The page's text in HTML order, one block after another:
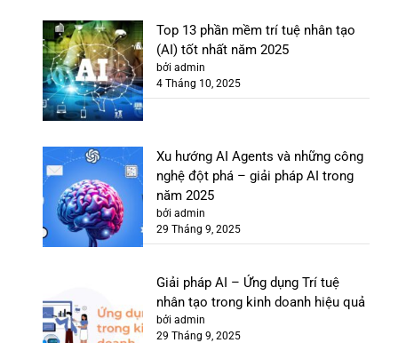
Top 13 phần mềm trí tuệ nhân tạo
(AI) tốt nhất năm 2025
bởi admin
4 Tháng 10, 2025
Xu hướng AI Agents và những công
nghệ đột phá – giải pháp AI trong
năm 2025
bởi admin
29 Tháng 9, 2025
Giải pháp AI – Ứng dụng Trí tuệ
nhân tạo trong kinh doanh hiệu quả
bởi admin
29 Tháng 9, 2025